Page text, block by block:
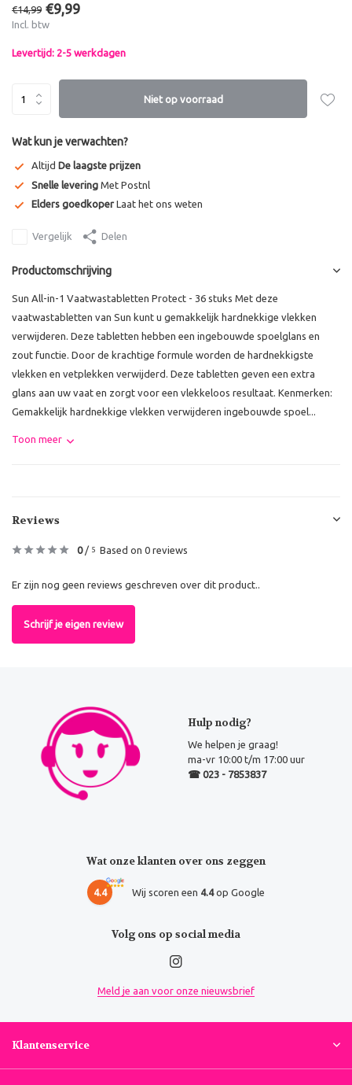
€14,99 €9,99
Incl. btw
Levertijd: 2-5 werkdagen
Niet op voorraad
Wat kun je verwachten?
Altijd De laagste prijzen
Snelle levering Met Postnl
Elders goedkoper Laat het ons weten
Vergelijk Delen
Productomschrijving
Sun All-in-1 Vaatwastabletten Protect - 36 stuks Met deze
vaatwastabletten van Sun kunt u gemakkelijk hardnekkige vlekken
verwijderen. Deze tabletten hebben een ingebouwde spoelglans en
zout functie. Door de krachtige formule worden de hardnekkigste
vlekken en vetplekken verwijderd. Deze tabletten geven een extra
glans aan uw vaat en zorgt voor een vlekkeloos resultaat. Kenmerken:
Gemakkelijk hardnekkige vlekken verwijderen ingebouwde spoel...
Toon meer
Reviews
0/ 5 Based on 0 reviews
Er zijn nog geen reviews geschreven over dit product..
Schrijf je eigen review
Hulp nodig?
We helpen je graag!
ma-vr 10:00 t/m 17:00 uur
☎ 023 - 7853837
Wat onze klanten over ons zeggen
4.4 Wij scoren een 4.4op Google
Volg ons op social media
Meld je aan voor onze nieuwsbrief
Klantenservice